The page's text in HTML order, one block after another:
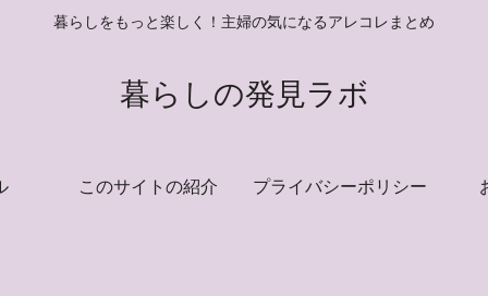
暮らしをもっと楽しく！主婦の気になるアレコレまとめ
暮らしの発見ラボ
このサイトの紹介 プライバシーポリシー